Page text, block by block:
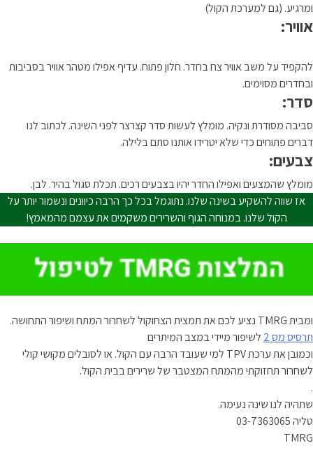
ומרגיע. (גם למערכת הקול)
אוויר:
להקפיד על משב אוויר צח בחדר. חלון פתוח. עדיף אפילו מטהר אוויר בסביבות
ובחדרים מסוימים.
סדר:
סביבה מסודרת ונקיה. מומלץ לעשות סדר קצרצר לפני השינה. לכתוב לנו
דברים פתוחים כדי שלא יטרידו אותנו סתם בלילה.
צבעים:
מומלץ שהמצעים ואפילו החדר יהיו בצבעים רכים. תכלת סגול בהיר. לבן.
אז שווה להשקיע בשינה שלנו. נתוגמל בכל כך הרבה כיוונים ונשמור יותר על
הקול שלנו. במנוחה הגוף והשרירים משקמים את עצמם מהמאמץ!
ומבית TMRG נציע לכם את תמצית הצחוקול לשחרור המתח ושיפור התחושה.
תרסיס מס 2
לשיפור מיידי במצב המיתרים
וכמובן את ערכת TPV למי שעובד הרבה עם הקול. או לסובלים מקושי קולי
לשחרור תחזוקתי מהמתח המצטבר של שרירים בבית הקול.
.
שתהיה לנו שינה נעימה.
טליה 03-7363065
TMRG